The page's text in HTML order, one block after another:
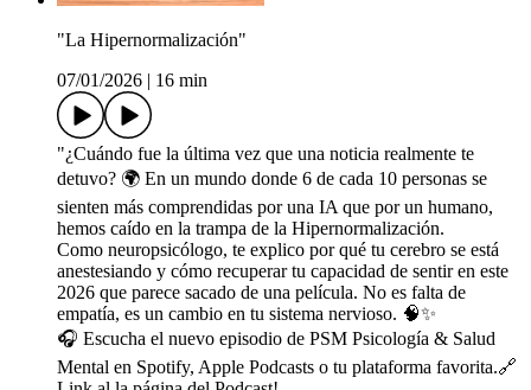
"La Hipernormalización"
07/01/2026
16 min
"¿Cuándo fue la última vez que una noticia realmente te
detuvo? 🌍 En un mundo donde 6 de cada 10 personas se
sienten más comprendidas por una IA que por un humano,
hemos caído en la trampa de la Hipernormalización.
Como neuropsicólogo, te explico por qué tu cerebro se está
anestesiando y cómo recuperar tu capacidad de sentir en este
2026 que parece sacado de una película. No es falta de
empatía, es un cambio en tu sistema nervioso. 🧠✨
🎧 Escucha el nuevo episodio de PSM Psicología & Salud
Mental en Spotify, Apple Podcasts o tu plataforma favorita.🔗